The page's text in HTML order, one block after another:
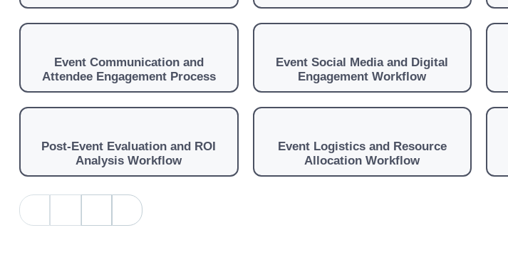
Event Communication and
Attendee Engagement Process
Event Social Media and Digital
Engagement Workflow
Post-Event Evaluation and ROI
Analysis Workflow
Event Logistics and Resource
Allocation Workflow